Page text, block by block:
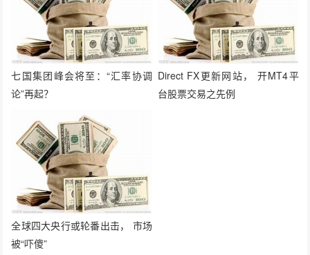
七国集团峰会将至：“汇率协调
论”再起？
Direct FX更新网站， 开MT4平
台股票交易之先例
全球四大央行或轮番出击， 市场
被“吓傻”